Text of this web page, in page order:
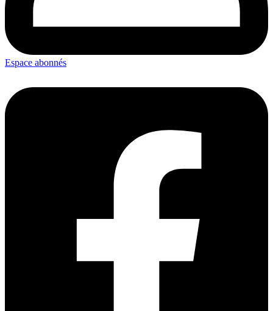
Espace abonnés